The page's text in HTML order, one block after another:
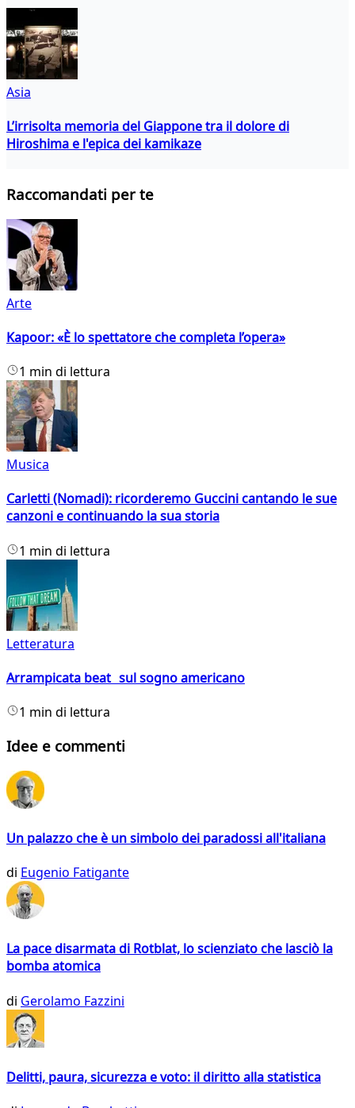
Asia
L’irrisolta memoria del Giappone tra il dolore di
Hiroshima e l'epica dei kamikaze
Raccomandati per te
Arte
Kapoor: «È lo spettatore che completa l’opera»
1 min di lettura
Musica
Carletti (Nomadi): ricorderemo Guccini cantando le sue
canzoni e continuando la sua storia
1 min di lettura
Letteratura
Arrampicata beat sul sogno americano
1 min di lettura
Idee e commenti
Un palazzo che è un simbolo dei paradossi all'italiana
di Eugenio Fatigante
La pace disarmata di Rotblat, lo scienziato che lasciò la
bomba atomica
di Gerolamo Fazzini
Delitti, paura, sicurezza e voto: il diritto alla statistica